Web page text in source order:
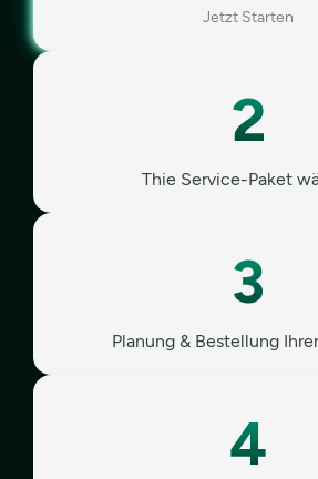
Jetzt Starten
2
Thie Service-Paket
3
Planung & Bestellung
4